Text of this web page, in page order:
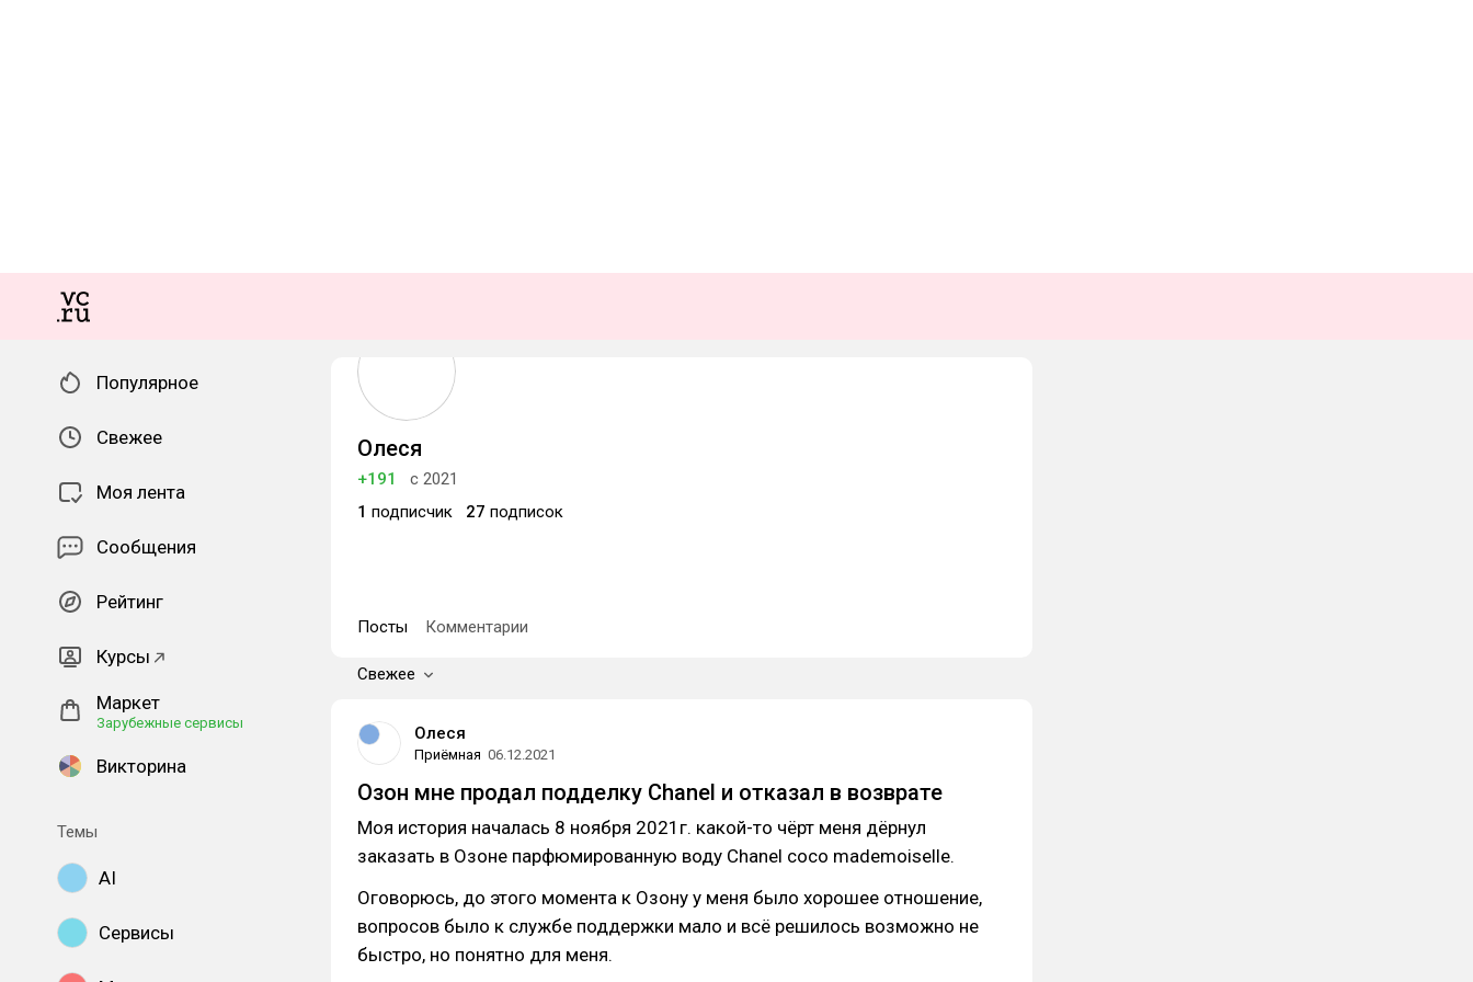
Популярное
Свежее
Моя лента
Сообщения
Рейтинг
Курсы
Маркет
Зарубежные сервисы
Викторина
Темы
AI
Сервисы
Олеся
+191
с 2021
1 подписчик 27 подписок
Посты Комментарии
Свежее
Олеся
Приёмная 06.12.2021
Озон мне продал подделку Chanel и отказал в возврате
Моя история началась 8 ноября 2021г. какой-то чёрт меня дёрнул
заказать в Озоне парфюмированную воду Chanel coco mademoiselle.
Оговорюсь, до этого момента к Озону у меня было хорошее отношение,
вопросов было к службе поддержки мало и всё решилось возможно не
быстро, но понятно для меня.